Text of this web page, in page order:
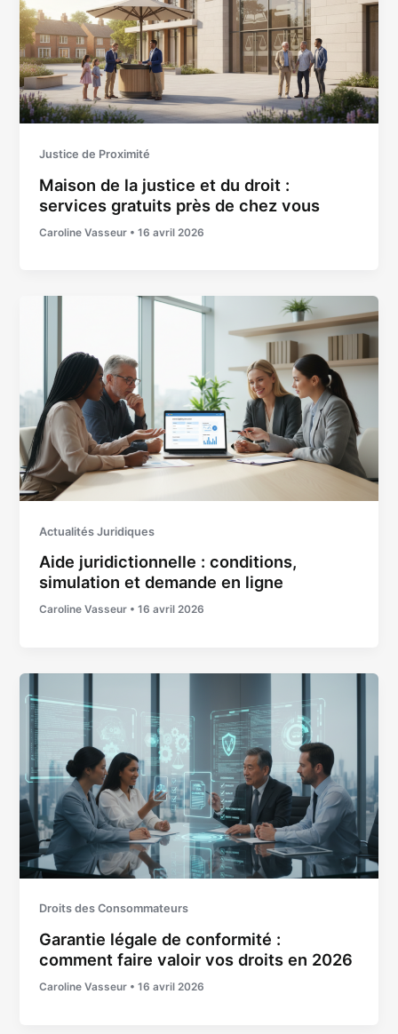
Justice de Proximité
Maison de la justice et du droit :
services gratuits près de chez vous
Caroline Vasseur •16 avril 2026
Actualités Juridiques
Aide juridictionnelle : conditions,
simulation et demande en ligne
Caroline Vasseur •16 avril 2026
Droits des Consommateurs
Garantie légale de conformité :
comment faire valoir vos droits en 2026
Caroline Vasseur •16 avril 2026